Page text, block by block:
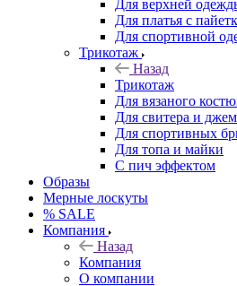
Для верхней
Для платья с
Для спортивной
Трикотаж
Назад
Трикотаж
Для вязаного
Для свитера и
Для спортивных
Для топа и майки
С пич эффектом
Образы
Мерные лоскуты
% SALE
Компания
Назад
Компания
О компании